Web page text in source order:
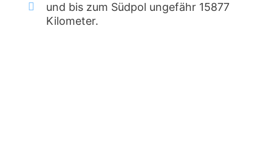
und bis zum Südpol ungefähr 15877
Kilometer.